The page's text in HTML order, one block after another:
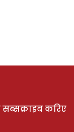
करिए